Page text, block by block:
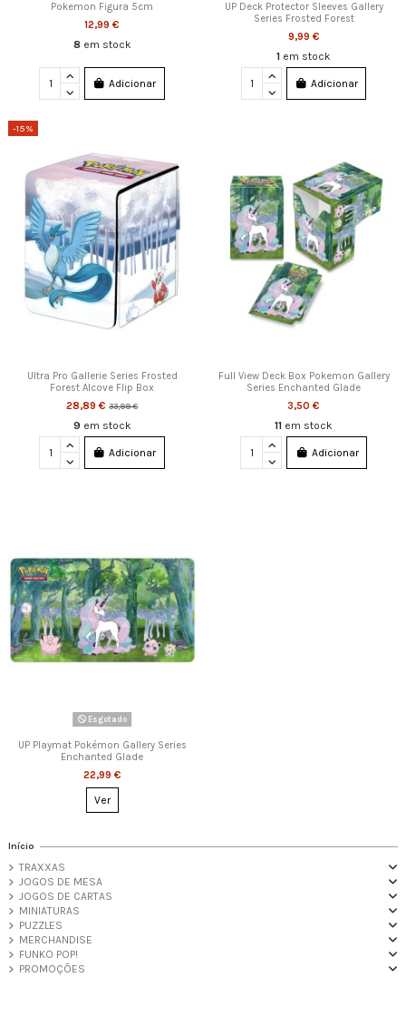
Pokemon Figura 5cm
12,99 €
8 em stock
Adicionar
UP Deck Protector Sleeves Gallery
Series Frosted Forest
9,99 €
1 em stock
Adicionar
-15%
Ultra Pro Gallerie Series Frosted
Forest Alcove Flip Box
28,89 €33,99 €
9 em stock
Adicionar
Full View Deck Box Pokemon Gallery
Series Enchanted Glade
3,50 €
11 em stock
Adicionar
Esgotado
UP Playmat Pokémon Gallery Series
Enchanted Glade
22,99 €
Ver
Início
TRAXXAS
JOGOS DE MESA
JOGOS DE CARTAS
MINIATURAS
PUZZLES
MERCHANDISE
FUNKO POP!
PROMOÇÕES